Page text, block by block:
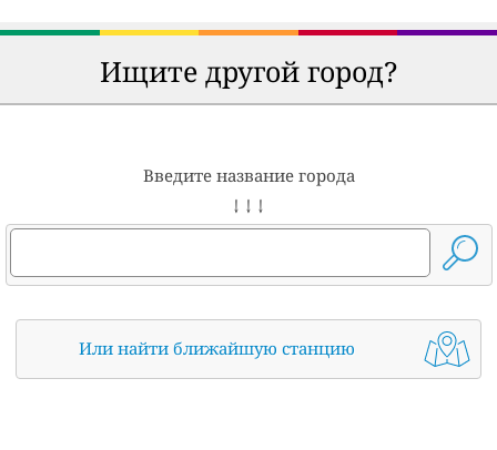
Ищите другой город?
Введите название города
↓ ↓ ↓
Или найти ближайшую станцию